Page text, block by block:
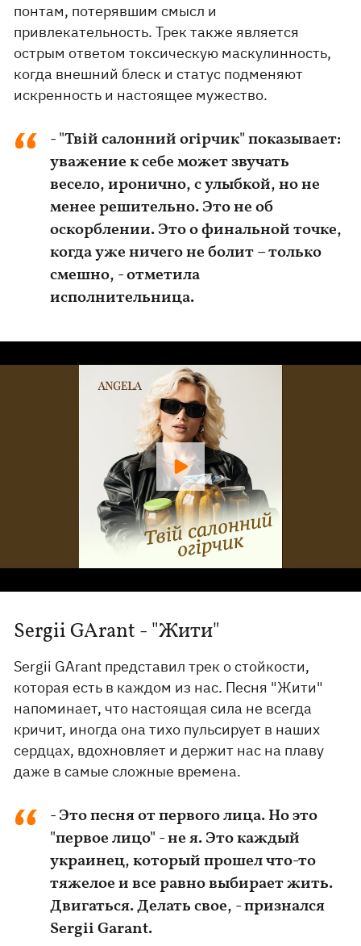
понтам, потерявшим смысл и
привлекательность. Трек также является
острым ответом токсическую маскулинность,
когда внешний блеск и статус подменяют
искренность и настоящее мужество.
- "Твій салонний огірчик" показывает:
уважение к себе может звучать
весело, иронично, с улыбкой, но не
менее решительно. Это не об
оскорблении. Это о финальной точке,
когда уже ничего не болит – только
смешно, - отметила
исполнительница.
Sergii GArant - "Жити"
Sergii GArant представил трек о стойкости,
которая есть в каждом из нас. Песня "Жити"
напоминает, что настоящая сила не всегда
кричит, иногда она тихо пульсирует в наших
сердцах, вдохновляет и держит нас на плаву
даже в самые сложные времена.
- Это песня от первого лица. Но это
"первое лицо" - не я. Это каждый
украинец, который прошел что-то
тяжелое и все равно выбирает жить.
Двигаться. Делать свое, - признался
Sergii Garant.